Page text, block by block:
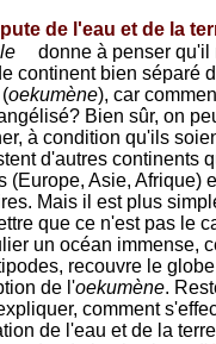
de l'eau et de la
donne à penser qu'il
continent bien séparé
oekumène), car
Bien sûr, on
à condition qu'ils
d'autres continents
(Europe, Asie, Afrique)
Mais il est plus
que ce n'est pas le
un océan immense,
recouvre le
de l'oekumène.
comment
de l'eau et de la